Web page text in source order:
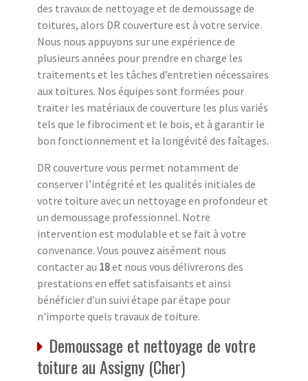
des travaux de nettoyage et de demoussage de
toitures, alors DR couverture est à votre service.
Nous nous appuyons sur une expérience de
plusieurs années pour prendre en charge les
traitements et les tâches d’entretien nécessaires
aux toitures. Nos équipes sont formées pour
traiter les matériaux de couverture les plus variés
tels que le fibrociment et le bois, et à garantir le
bon fonctionnement et la longévité des faîtages.
DR couverture vous permet notamment de
conserver l’intégrité et les qualités initiales de
votre toiture avec un nettoyage en profondeur et
un demoussage professionnel. Notre
intervention est modulable et se fait à votre
convenance. Vous pouvez aisément nous
contacter au 18et nous vous délivrerons des
prestations en effet satisfaisants et ainsi
bénéficier d’un suivi étape par étape pour
n'importe quels travaux de toiture.
Demoussage et nettoyage de votre
toiture au Assigny (Cher)